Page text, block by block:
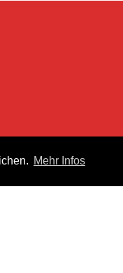
Mehr Infos